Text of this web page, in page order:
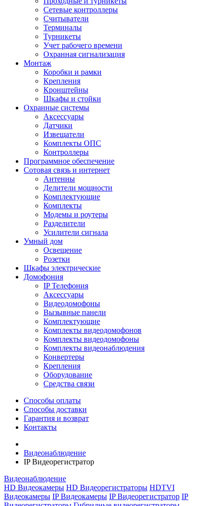
Сетевые контроллеры
Считыватели
Терминалы
Турникеты
Учет рабочего времени
Охранная сигнализация
Монтаж
Коробки и рамки
Крепления
Кронштейны
Шкафы и стойки
Охранные системы
Аксессуары
Датчики
Извещатели
Комплекты ОПС
Контроллеры
Программное обеспечение
Сотовая связь и интернет
Антенны
Делители мощности
Комплектующие
Комплекты
Модемы и роутеры
Разделители
Усилители сигнала
Умный дом
Освещение
Розетки
Шкафы электрические
Домофония
IP Телефония
Аксессуары
Видеодомофоны
Вызывные панели
Комплектующие
Комплекты видеодомофонов
Комплекты видеодомофоны
Комплекты видеонаблюдения
Конвертеры
Крепления
Оборудование
Средства связи
Способы оплаты
Способы доставки
Гарантия и возврат
Контакты
Видеонаблюдение
IP Видеорегистратор
Видеонаблюдение
HD Видеокамеры HD Видеорегистраторы HDTVI
Видеокамеры IP Видеокамеры IP Видеорегистратор IP